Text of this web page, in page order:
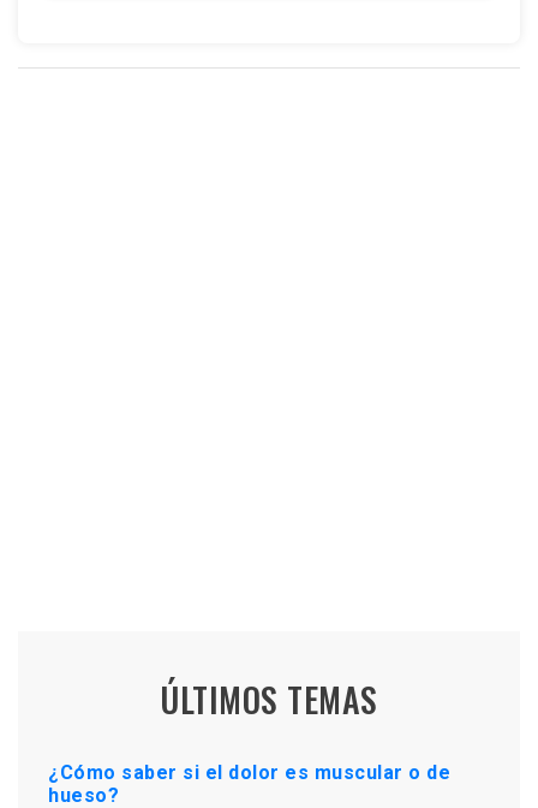
ÚLTIMOS TEMAS
¿Cómo saber si el dolor es muscular o de
hueso?